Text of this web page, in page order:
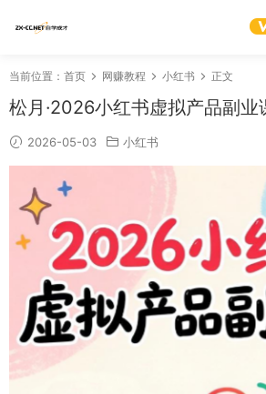
当前位置： 首页 网赚教程 小红书 正文
松月·2026小红书虚拟产品副业
2026-05-03 小红书